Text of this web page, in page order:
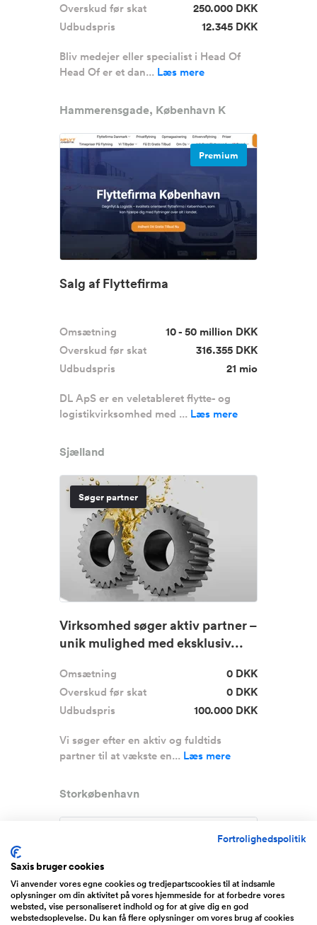
Overskud før skat
250.000 DKK
Udbudspris
12.345 DKK
Bliv medejer eller specialist i Head Of
Head Of er et dan... Læs mere
Hammerensgade, København K
Premium
Salg af Flyttefirma
Omsætning
10 - 50 million DKK
Overskud før skat
316.355 DKK
Udbudspris
21 mio
DL ApS er en veletableret flytte- og
logistikvirksomhed med ... Læs mere
Sjælland
Søger partner
Virksomhed søger aktiv partner –
unik mulighed med eksklusiv...
Omsætning
0 DKK
Overskud før skat
0 DKK
Udbudspris
100.000 DKK
Vi søger efter en aktiv og fuldtids
partner til at vækste en... Læs mere
Storkøbenhavn
Fortrolighedspolitik
Saxis bruger cookies
Vi anvender vores egne cookies og tredjepartscookies til at indsamle
oplysninger om din aktivitet på vores hjemmeside for at forbedre vores
websted, vise personaliseret indhold og for at give dig en god
webstedsoplevelse. Du kan få flere oplysninger om vores brug af cookies